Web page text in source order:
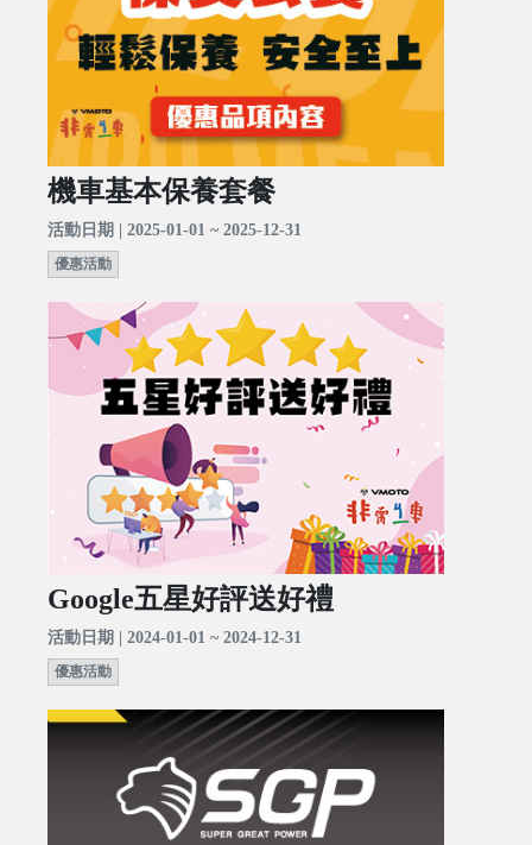
機車基本保養套餐
活動日期 | 2025-01-01 ~ 2025-12-31
優惠活動
Google五星好評送好禮
活動日期 | 2024-01-01 ~ 2024-12-31
優惠活動